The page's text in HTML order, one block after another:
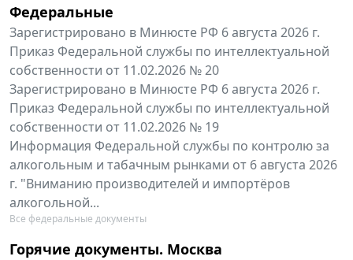
Федеральные
Зарегистрировано в Минюсте РФ 6 августа 2026 г.
Приказ Федеральной службы по интеллектуальной
собственности от 11.02.2026 № 20
Зарегистрировано в Минюсте РФ 6 августа 2026 г.
Приказ Федеральной службы по интеллектуальной
собственности от 11.02.2026 № 19
Информация Федеральной службы по контролю за
алкогольным и табачным рынками от 6 августа 2026
г. "Вниманию производителей и импортёров
алкогольной...
Все федеральные документы
Горячие документы. Москва